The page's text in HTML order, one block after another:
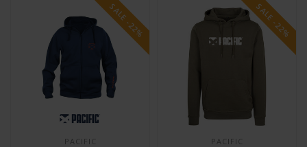
SALE -22%
PACIFIC
SALE -22%
PACIFIC